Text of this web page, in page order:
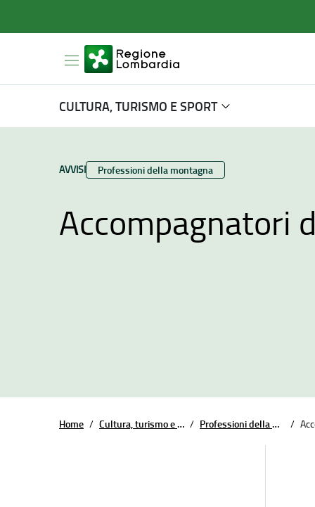
CULTURA, TURISMO E SPORT
TIPO CONTENUTO:
AVVISI Categoria:
Professioni della montagna
Accompagnatori
Home / Cultura, turismo e sport / Professioni della montagna /